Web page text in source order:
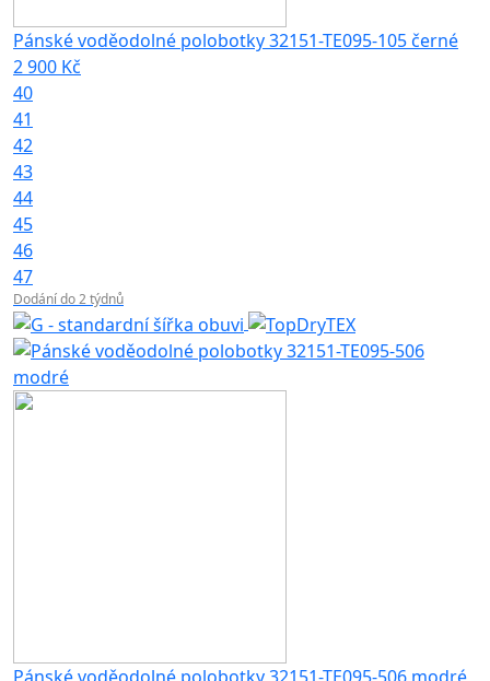
Pánské voděodolné polobotky 32151-TE095-105 černé
2 900 Kč
40
41
42
43
44
45
46
47
Dodání do 2 týdnů